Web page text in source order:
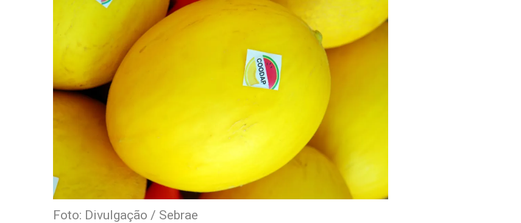
Foto: Divulgação / Sebrae